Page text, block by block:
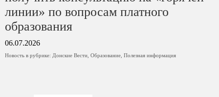
линии» по вопросам платного
образования
06.07.2026
Новость в рубрике: Донские Вести Образование Полезная информация